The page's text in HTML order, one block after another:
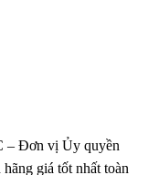
– Đơn vị Ủy quyền
giá tốt nhất toàn